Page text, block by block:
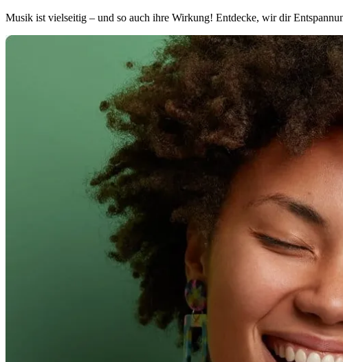
Musik ist vielseitig – und so auch ihre Wirkung! Entdecke, wir dir